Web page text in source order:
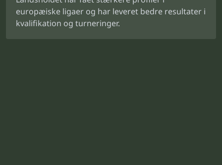
europæiske ligaer og har leveret bedre resultater i
kvalifikation og turneringer.